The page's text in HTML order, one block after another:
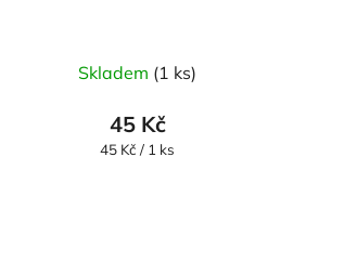
Skladem (1 ks)
45 Kč
Měrná
45 Kč / 1 ks